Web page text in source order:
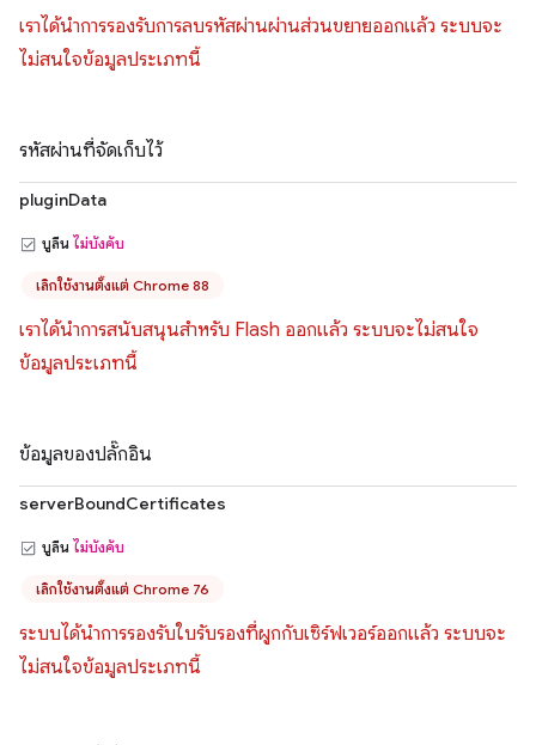
เราได้นำการรองรับการลบรหัสผ่านผ่านส่วนขยายออกแล้ว ระบบจะ
ไม่สนใจข้อมูลประเภทนี้
รหัสผ่านที่จัดเก็บไว้
pluginData
บูลีน ไม่บังคับ
เลิกใช้งานตั้งแต่ Chrome 88
เราได้นำการสนับสนุนสำหรับ Flash ออกแล้ว ระบบจะไม่สนใจ
ข้อมูลประเภทนี้
ข้อมูลของปลั๊กอิน
serverBoundCertificates
บูลีน ไม่บังคับ
เลิกใช้งานตั้งแต่ Chrome 76
ระบบได้นำการรองรับใบรับรองที่ผูกกับเซิร์ฟเวอร์ออกแล้ว ระบบจะ
ไม่สนใจข้อมูลประเภทนี้